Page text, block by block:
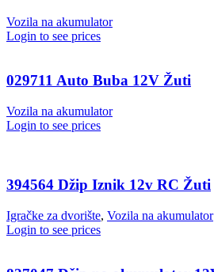
Vozila na akumulator
Login to see prices
029711 Auto Buba 12V Žuti
Vozila na akumulator
Login to see prices
394564 Džip Iznik 12v RC Žuti
Igračke za dvorište, Vozila na akumulator
Login to see prices